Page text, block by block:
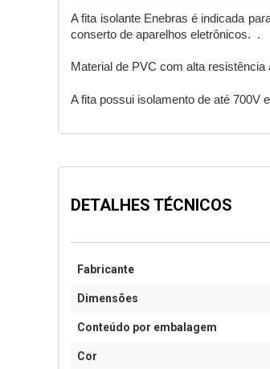
A fita isolante Enebras é indicada
conserto de aparelhos eletrônicos.  .
Material de PVC com alta
A fita possui isolamento de até 700V
DETALHES TÉCNICOS
Fabricante
Dimensões
Conteúdo por embalagem
Cor